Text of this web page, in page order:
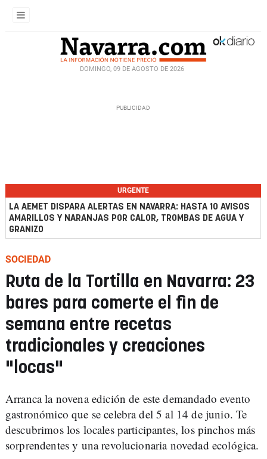
DOMINGO, 09 DE AGOSTO DE 2026
URGENTE
LA AEMET DISPARA ALERTAS EN NAVARRA: HASTA 10 AVISOS
AMARILLOS Y NARANJAS POR CALOR, TROMBAS DE AGUA Y
GRANIZO
SOCIEDAD
Ruta de la Tortilla en Navarra: 23
bares para comerte el fin de
semana entre recetas
tradicionales y creaciones
"locas"
Arranca la novena edición de este demandado evento
gastronómico que se celebra del 5 al 14 de junio. Te
descubrimos los locales participantes, los pinchos más
sorprendentes y una revolucionaria novedad ecológica.